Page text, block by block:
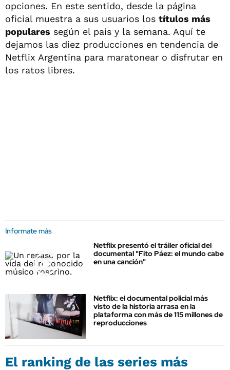
opciones. En este sentido, desde la página
oficial muestra a sus usuarios los títulos más
populares según el país y la semana. Aquí te
dejamos las diez producciones en tendencia de
Netflix Argentina para maratonear o disfrutar en
los ratos libres.
Informate más
Netflix presentó el tráiler oficial del
documental "Fito Páez: el mundo cabe
en una canción"
Netflix: el documental policial más
visto de la historia arrasa en la
plataforma con más de 115 millones de
reproducciones
El ranking de las series más